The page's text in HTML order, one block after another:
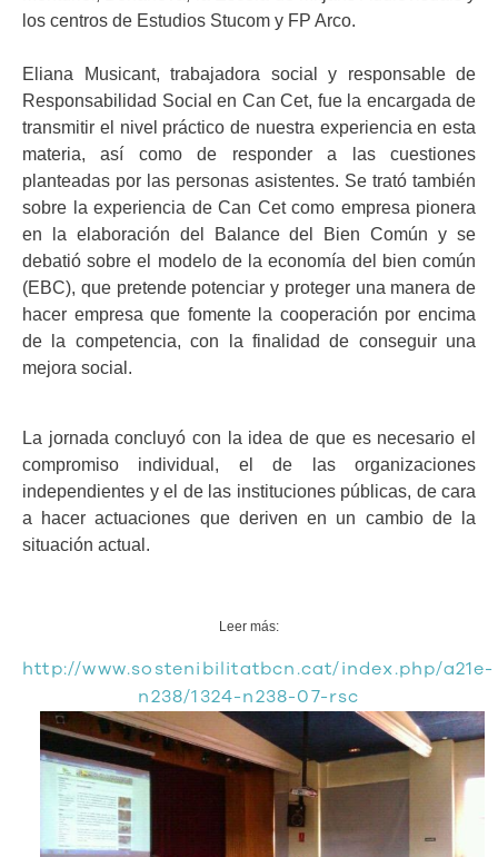
los centros de Estudios Stucom y FP Arco.
Eliana Musicant, trabajadora social y responsable de
Responsabilidad Social en Can Cet, fue la encargada de
transmitir el nivel práctico de nuestra experiencia en esta
materia, así como de responder a las cuestiones
planteadas por las personas asistentes. Se trató también
sobre la experiencia de Can Cet como empresa pionera
en la elaboración del Balance del Bien Común y se
debatió sobre el modelo de la economía del bien común
(EBC), que pretende potenciar y proteger una manera de
hacer empresa que fomente la cooperación por encima
de la competencia, con la finalidad de conseguir una
mejora social.
La jornada concluyó con la idea de que es necesario el
compromiso individual, el de las organizaciones
independientes y el de las instituciones públicas, de cara
a hacer actuaciones que deriven en un cambio de la
situación actual.
Leer más:
http://www.sostenibilitatbcn.cat/index.php/a21e-
n238/1324-n238-07-rsc